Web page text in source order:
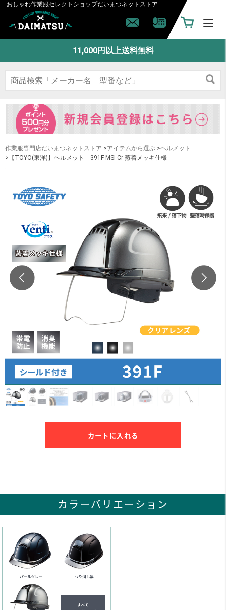
おしゃれ作業服セレクトショップだいまつネットストア
11,000円以上送料無料
作業服専門店だいまつネットストア >アイテムから選ぶ >ヘルメット
>【TOYO(東洋)】ヘルメット 391F-MSI-Cr 蒸着メッキ仕様
カートに入れる
カラーバリエーション